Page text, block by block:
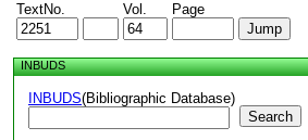
TextNo. Vol. Page
INBUDS
INBUDS(Bibliographic Database)
Search